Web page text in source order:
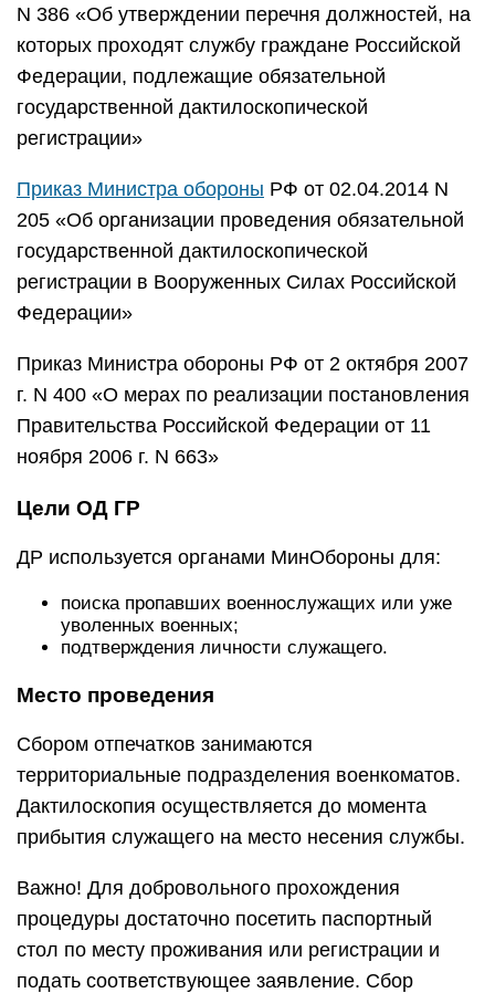
N 386 «Об утверждении перечня должностей, на
которых проходят службу граждане Российской
Федерации, подлежащие обязательной
государственной дактилоскопической
регистрации»
Приказ Министра обороны РФ от 02.04.2014 N
205 «Об организации проведения обязательной
государственной дактилоскопической
регистрации в Вооруженных Силах Российской
Федерации»
Приказ Министра обороны РФ от 2 октября 2007
г. N 400 «О мерах по реализации постановления
Правительства Российской Федерации от 11
ноября 2006 г. N 663»
Цели ОД ГР
ДР используется органами МинОбороны для:
поиска пропавших военнослужащих или уже
уволенных военных;
подтверждения личности служащего.
Место проведения
Сбором отпечатков занимаются
территориальные подразделения военкоматов.
Дактилоскопия осуществляется до момента
прибытия служащего на место несения службы.
Важно! Для добровольного прохождения
процедуры достаточно посетить паспортный
стол по месту проживания или регистрации и
подать соответствующее заявление. Сбор